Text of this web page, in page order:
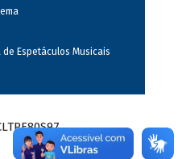
Espetáculos Musicais